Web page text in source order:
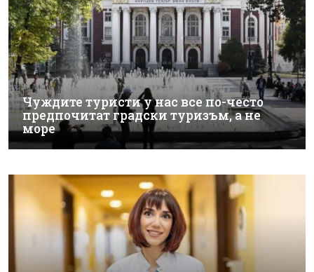
Чуждите туристи у нас все по-често
предпочитат градски туризъм, а не
море